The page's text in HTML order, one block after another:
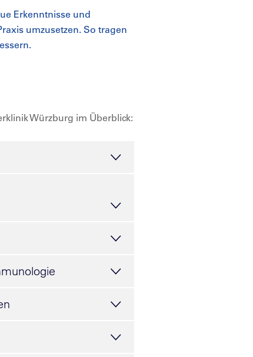
Erkenntnisse und
umzusetzen. So tragen
Würzburg im Überblick: